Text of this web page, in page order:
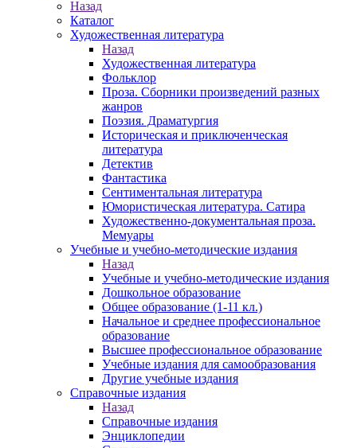
Назад
Каталог
Художественная литература
Назад
Художественная литература
Фольклор
Проза. Сборники произведений разных
жанров
Поэзия. Драматургия
Историческая и приключенческая
литература
Детектив
Фантастика
Сентиментальная литература
Юмористическая литература. Сатира
Художественно-документальная проза.
Мемуары
Учебные и учебно-методические издания
Назад
Учебные и учебно-методические издания
Дошкольное образование
Общее образование (1-11 кл.)
Начальное и среднее профессиональное
образование
Высшее профессиональное образование
Учебные издания для самообразования
Другие учебные издания
Справочные издания
Назад
Справочные издания
Энциклопедии